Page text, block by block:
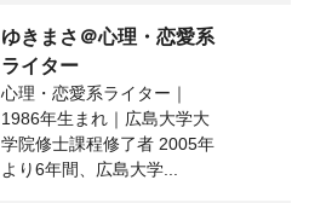
ゆきまさ＠心理・恋愛系
ライター
心理・恋愛系ライター｜
1986年生まれ｜広島大学大
学院修士課程修了者 2005年
より6年間、広島大学...